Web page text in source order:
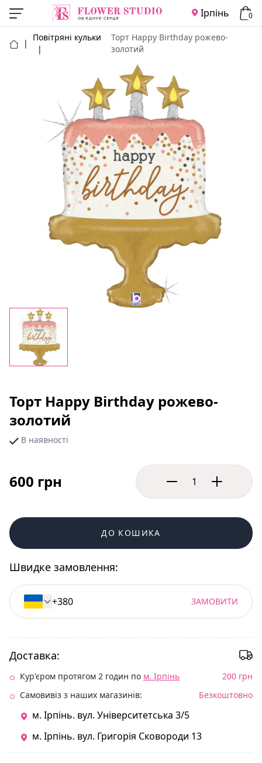
Ірпінь 0
|
Повітряні кульки
|
Торт Happy Birthday рожево-
золотий
Торт Happy Birthday рожево-
золотий
В наявності
600 грн
ДО КОШИКА
Швидке замовлення:
ЗАМОВИТИ
Доставка:
Кур'єром протягом 2 годин по м. Ірпінь
200 грн
Самовивіз з наших магазинів:
Безкоштовно
м. Ірпінь. вул. Університетська 3/5
м. Ірпінь. вул. Григорія Сковороди 13